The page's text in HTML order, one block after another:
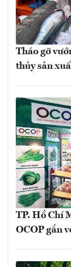
Tháo gỡ
thủy sản
TP. Hồ Chí
OCOP gắn